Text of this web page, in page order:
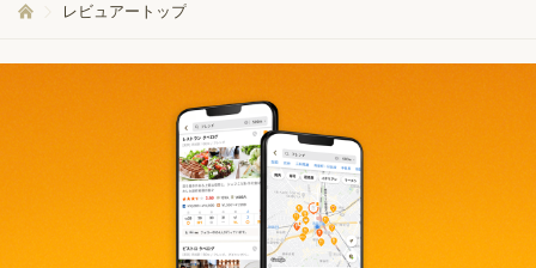
レビュアートップ